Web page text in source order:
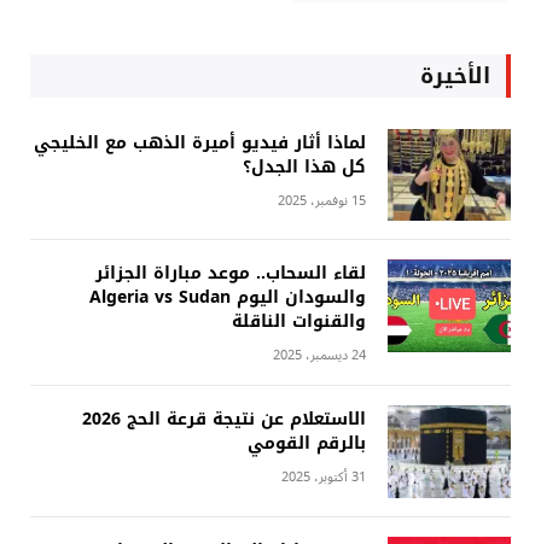
الأخيرة
لماذا أثار فيديو أميرة الذهب مع الخليجي
كل هذا الجدل؟
15 نوفمبر، 2025
لقاء السحاب.. موعد مباراة الجزائر
والسودان اليوم Algeria vs Sudan
والقنوات الناقلة
24 ديسمبر، 2025
الاستعلام عن نتيجة قرعة الحج 2026
بالرقم القومي
31 أكتوبر، 2025